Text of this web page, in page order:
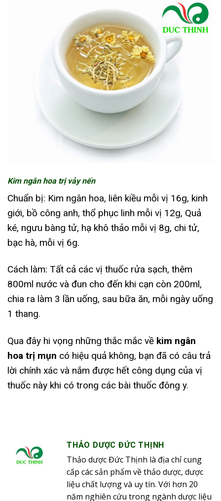
Kim ngân hoa trị vảy nến
Chuẩn bị: Kim ngân hoa, liên kiều mỗi vị 16g, kinh
giới, bồ công anh, thổ phục linh mỗi vị 12g, Quả
ké, ngưu bàng tử, hạ khô thảo mỗi vị 8g, chi tử,
bạc hà, mỗi vị 6g.
Cách làm: Tất cả các vị thuốc rửa sạch, thêm
800ml nước và đun cho đến khi cạn còn 200ml,
chia ra làm 3 lần uống, sau bữa ăn, mỗi ngày uống
1 thang.
Qua đây hi vọng những thắc mắc về kim ngân
hoa trị mụn có hiệu quả không, bạn đã có câu trả
lời chính xác và nắm được hết công dụng của vị
thuốc này khi có trong các bài thuốc đông y.
THẢO DƯỢC ĐỨC THỊNH
Thảo dược Đức Thịnh là địa chỉ cung
cấp các sản phẩm về thảo dược, dược
liệu chất lượng và uy tín. Với hơn 20
năm nghiên cứu trong ngành dược liệu